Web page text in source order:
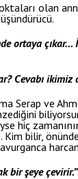
olan
ortaya
Cevabı
Serap ve
hiç
bilir,
bir şeye çevirir.”